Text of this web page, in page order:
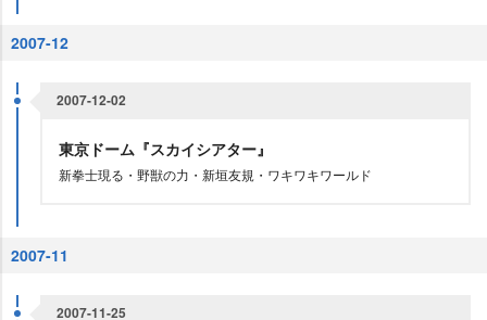
2007-12
2007-12-02
東京ドーム『スカイシアター』
新拳士現る・野獣の力・新垣友規・ワキワキワールド
2007-11
2007-11-25